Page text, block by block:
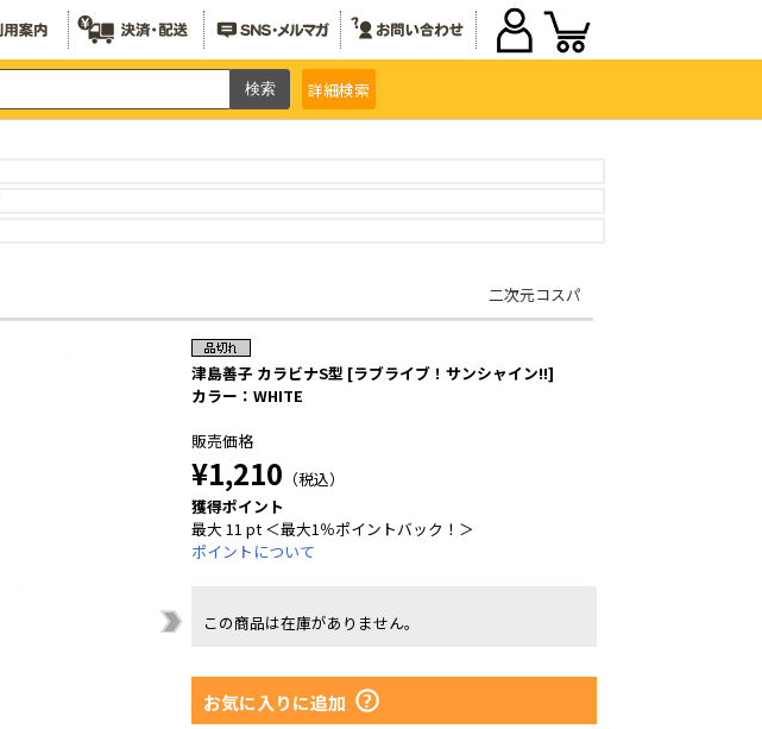
詳細検索
二次元コスパ
津島善子 カラビナS型 [ラブライブ！サンシャイン!!]
カラー：WHITE
販売価格
¥1,210 （税込）
獲得ポイント
最大 11 pt ＜最大1％ポイントバック！＞
ポイントについて
この商品は在庫がありません。
お気に入りに追加